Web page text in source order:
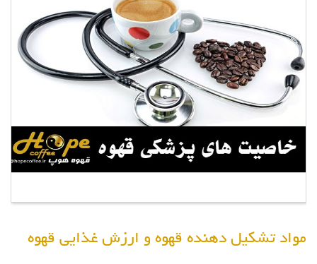
مواد تشکیل دهنده قهوه و ارزش غذایی قهوه